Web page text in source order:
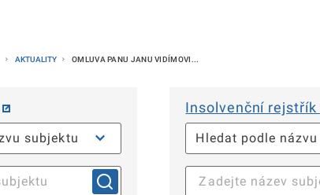
AKTUALITY OMLUVA PANU JANU VIDÍMOVI...
Insolvenční rejstřík